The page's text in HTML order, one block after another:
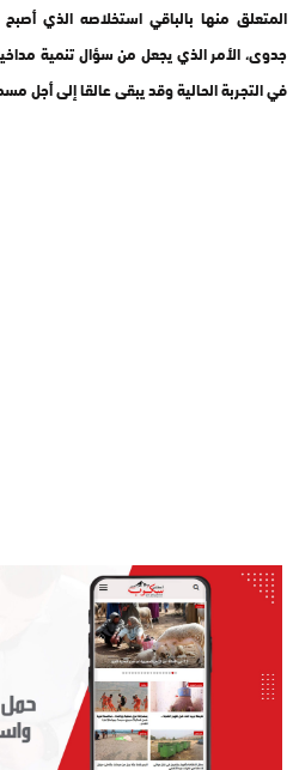
المتعلق منها بالباقي استخلاصه الذي
جدوى، الأمر الذي يجعل من سؤال تنمية
في التجربة الحالية وقد يبقى عالقا إلى أجل